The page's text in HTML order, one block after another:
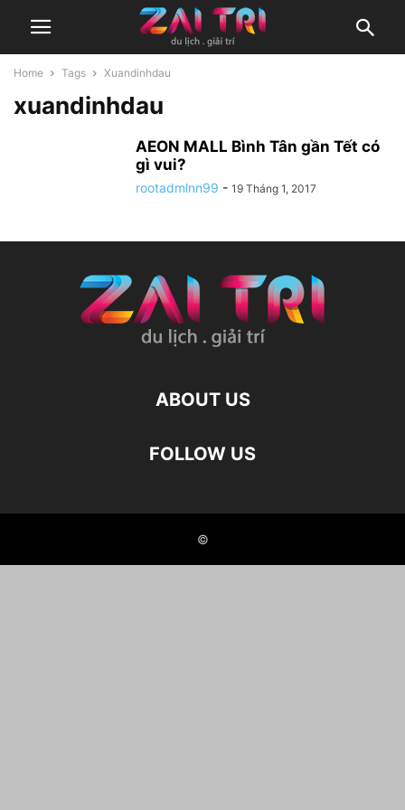
Home Tags Xuandinhdau
xuandinhdau
AEON MALL Bình Tân gần Tết có
gì vui?
rootadmlnn99 - 19 Tháng 1, 2017
ABOUT US
FOLLOW US
©